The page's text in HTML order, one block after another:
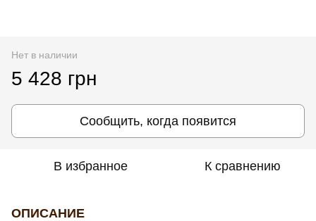
Нет в наличии
5 428 грн
Сообщить, когда появится
В избранное К сравнению
ОПИСАНИЕ